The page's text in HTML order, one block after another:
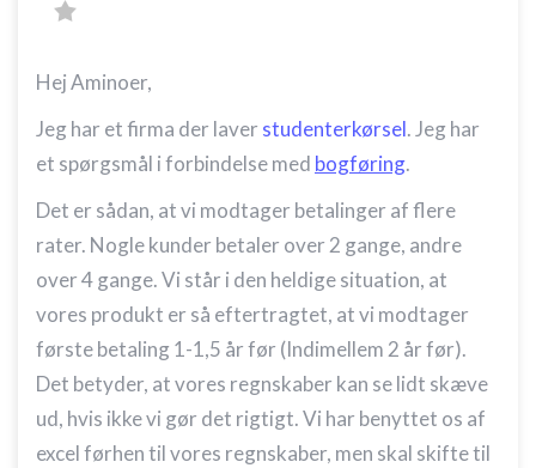
Hej Aminoer,
Jeg har et firma der laver studenterkørsel. Jeg har
et spørgsmål i forbindelse med bogføring.
Det er sådan, at vi modtager betalinger af flere
rater. Nogle kunder betaler over 2 gange, andre
over 4 gange. Vi står i den heldige situation, at
vores produkt er så eftertragtet, at vi modtager
første betaling 1-1,5 år før (Indimellem 2 år før).
Det betyder, at vores regnskaber kan se lidt skæve
ud, hvis ikke vi gør det rigtigt. Vi har benyttet os af
excel førhen til vores regnskaber, men skal skifte til